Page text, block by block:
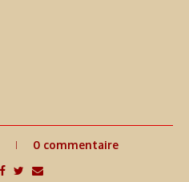
0 commentaire